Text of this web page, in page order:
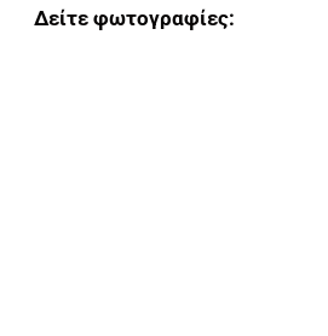
Δείτε φωτογραφίες: